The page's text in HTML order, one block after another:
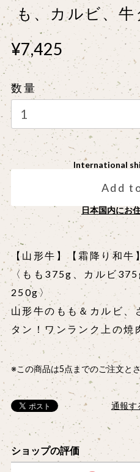
も、カルビ、
¥7,425
数量
International
Add
日本国内にお
【山形牛】【霜降り和
〈もも375g、カルビ
250g〉
山形牛のもも＆カルビ、
タン！ワンランク上の焼
※この商品は5点までのご注文と
通報す
ショップの評価